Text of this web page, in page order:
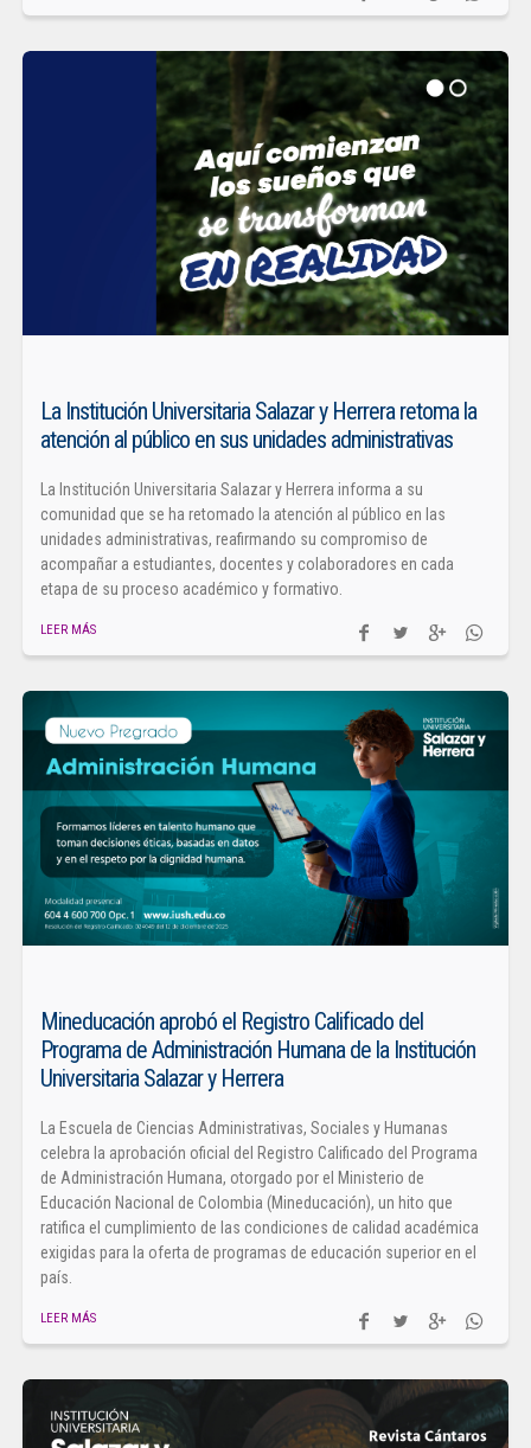
La Institución Universitaria Salazar y Herrera retoma la
atención al público en sus unidades administrativas
La Institución Universitaria Salazar y Herrera informa a su
comunidad que se ha retomado la atención al público en las
unidades administrativas, reafirmando su compromiso de
acompañar a estudiantes, docentes y colaboradores en cada
etapa de su proceso académico y formativo.
LEER MÁS
Mineducación aprobó el Registro Calificado del
Programa de Administración Humana de la Institución
Universitaria Salazar y Herrera
La Escuela de Ciencias Administrativas, Sociales y Humanas
celebra la aprobación oficial del Registro Calificado del Programa
de Administración Humana, otorgado por el Ministerio de
Educación Nacional de Colombia (Mineducación), un hito que
ratifica el cumplimiento de las condiciones de calidad académica
exigidas para la oferta de programas de educación superior en el
país.
LEER MÁS